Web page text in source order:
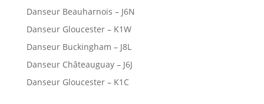
Danseur Beauharnois – J6N
Danseur Gloucester – K1W
Danseur Buckingham – J8L
Danseur Châteauguay – J6J
Danseur Gloucester – K1C